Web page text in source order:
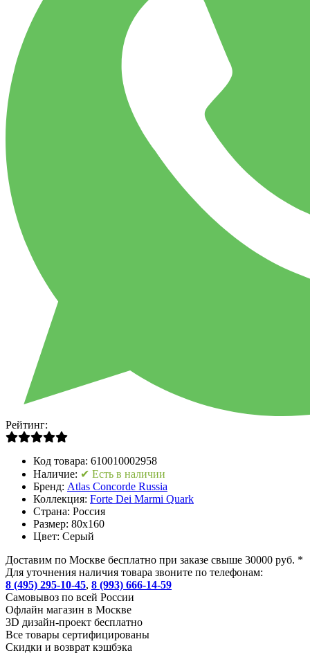
Рейтинг:
Код товара: 610010002958
Наличие: ✔ Есть в наличии
Бренд: Atlas Concorde Russia
Коллекция: Forte Dei Marmi Quark
Страна: Россия
Размер: 80x160
Цвет: Серый
Доставим по Москве бесплатно при заказе свыше 30000 руб. *
Для уточнения наличия товара звоните по телефонам:
8 (495) 295-10-45, 8 (993) 666-14-59
Cамовывоз по всей России
Офлайн магазин в Москве
3D дизайн-проект бесплатно
Все товары сертифицированы
Скидки и возврат кэшбэка